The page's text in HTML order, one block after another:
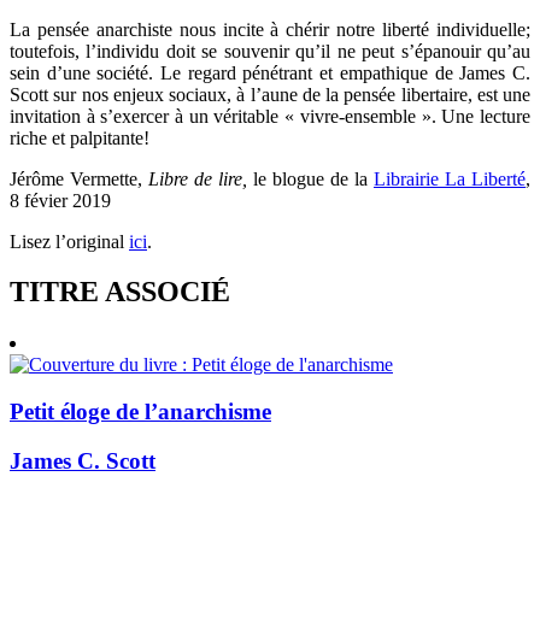
La pensée anarchiste nous incite à chérir notre liberté individuelle;
toutefois, l’individu doit se souvenir qu’il ne peut s’épanouir qu’au
sein d’une société. Le regard pénétrant et empathique de James C.
Scott sur nos enjeux sociaux, à l’aune de la pensée libertaire, est une
invitation à s’exercer à un véritable « vivre-ensemble ». Une lecture
riche et palpitante!
Jérôme Vermette, Libre de lire, le blogue de la Librairie La Liberté,
8 févier 2019
Lisez l’original ici.
TITRE ASSOCIÉ
Petit éloge de l’anarchisme
James C. Scott